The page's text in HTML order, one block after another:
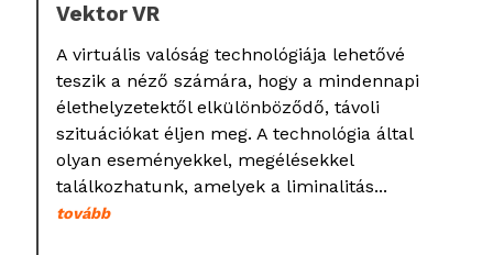
Vektor VR
A virtuális valóság technológiája lehetővé
teszik a néző számára, hogy a mindennapi
élethelyzetektől elkülönböződő, távoli
szituációkat éljen meg. A technológia által
olyan eseményekkel, megélésekkel
találkozhatunk, amelyek a liminalitás...
tovább